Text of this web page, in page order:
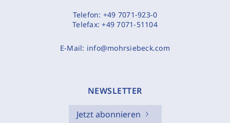
Telefon: +49 7071-923-0
Telefax:+49 7071-51104
E-Mail: info@mohrsiebeck.com
NEWSLETTER
Jetzt abonnieren